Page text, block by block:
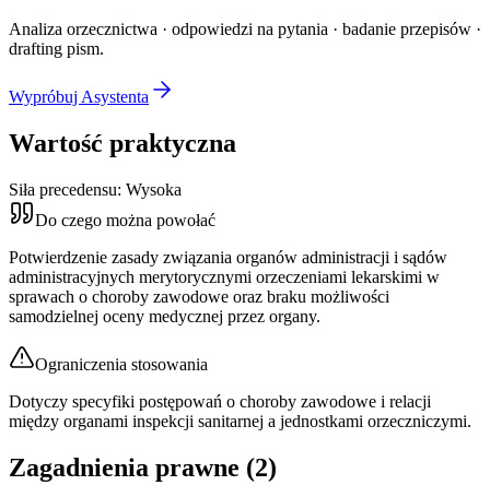
Analiza orzecznictwa · odpowiedzi na pytania · badanie przepisów ·
drafting pism.
Wypróbuj Asystenta
Wartość praktyczna
Siła precedensu: Wysoka
Do czego można powołać
Potwierdzenie zasady związania organów administracji i sądów
administracyjnych merytorycznymi orzeczeniami lekarskimi w
sprawach o choroby zawodowe oraz braku możliwości
samodzielnej oceny medycznej przez organy.
Ograniczenia stosowania
Dotyczy specyfiki postępowań o choroby zawodowe i relacji
między organami inspekcji sanitarnej a jednostkami orzeczniczymi.
Zagadnienia prawne (2)